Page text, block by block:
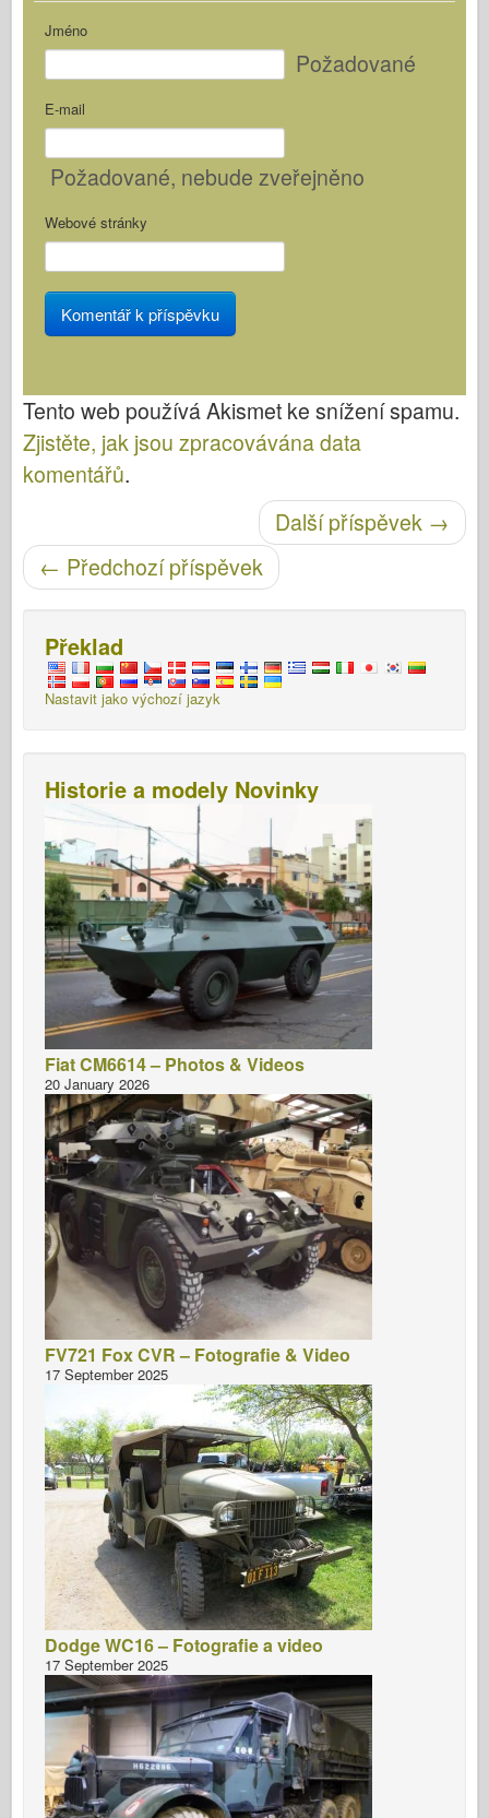
Jméno
Požadované
E-mail
Požadované, nebude zveřejněno
Webové stránky
Tento web používá Akismet ke snížení spamu.
Zjistěte, jak jsou zpracovávána data
komentářů.
Další příspěvek →
← Předchozí příspěvek
Překlad
Nastavit jako výchozí jazyk
Historie a modely Novinky
Fiat CM6614 – Photos & Videos
20 January 2026
FV721 Fox CVR – Fotografie & Video
17 September 2025
Dodge WC16 – Fotografie a video
17 September 2025